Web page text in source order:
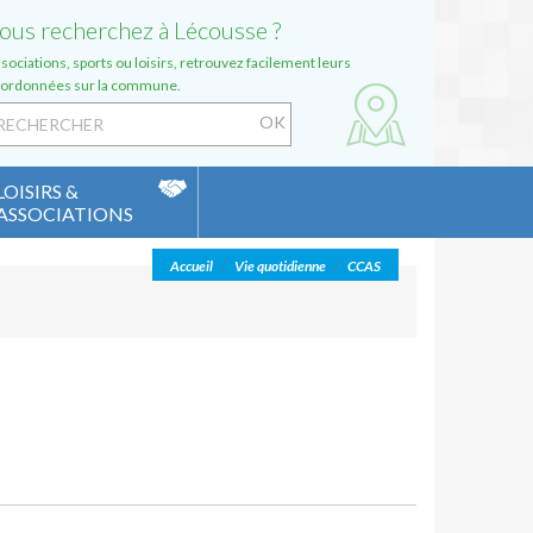
recherchez à Lécousse ?
sports ou loisirs, retrouvez facilement leurs
sur la commune.
&
culturel Irène Frain
sportif Pierre de Coubertin
Accueil / Vie quotidienne / CCAS